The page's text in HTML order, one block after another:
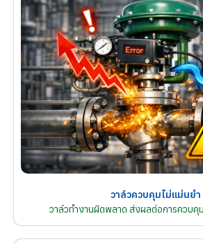
วาล์วควบคุมไม่แม่นยำ
วาล์วทำงานผิดพลาด ส่งผลต่อการควบคุ